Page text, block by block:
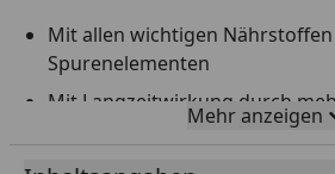
Mit allen wichtigen
Spurenelementen
Mit Langzeitwirkung durch
Für sattgrüne Blätter und
Mehr anzeigen